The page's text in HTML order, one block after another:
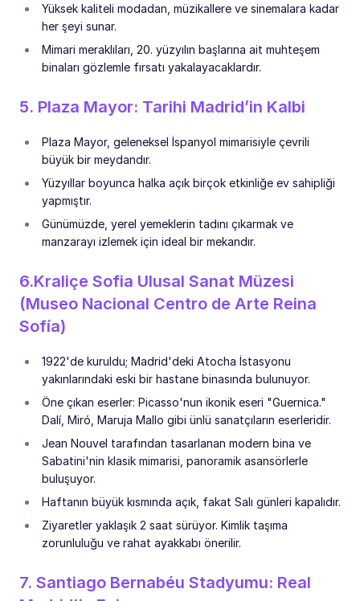
Yüksek kaliteli modadan, müzikallere ve sinemalara kadar
her şeyi sunar.
Mimari meraklıları, 20. yüzyılın başlarına ait muhteşem
binaları gözlemle fırsatı yakalayacaklardır.
5. Plaza Mayor: Tarihi Madrid’in Kalbi
Plaza Mayor, geleneksel İspanyol mimarisiyle çevrili
büyük bir meydandır.
Yüzyıllar boyunca halka açık birçok etkinliğe ev sahipliği
yapmıştır.
Günümüzde, yerel yemeklerin tadını çıkarmak ve
manzarayı izlemek için ideal bir mekandır.
6.Kraliçe Sofia Ulusal Sanat Müzesi
(Museo Nacional Centro de Arte Reina
Sofía)
1922'de kuruldu; Madrid'deki Atocha İstasyonu
yakınlarındaki eski bir hastane binasında bulunuyor.
Öne çıkan eserler: Picasso'nun ikonik eseri "Guernica."
Dalí, Miró, Maruja Mallo gibi ünlü sanatçıların eserleridir.
Jean Nouvel tarafından tasarlanan modern bina ve
Sabatini'nin klasik mimarisi, panoramik asansörlerle
buluşuyor.
Haftanın büyük kısmında açık, fakat Salı günleri kapalıdır.
Ziyaretler yaklaşık 2 saat sürüyor. Kimlik taşıma
zorunluluğu ve rahat ayakkabı önerilir.
7. Santiago Bernabéu Stadyumu: Real